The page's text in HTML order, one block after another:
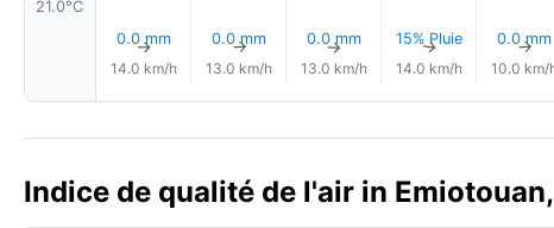
21.0°C
0.0 mm
↑
14.0 km/h
0.0 mm
↑
13.0 km/h
0.0 mm
↑
13.0 km/h
15% Pluie
↑
14.0 km/h
0.0 mm
↑
10.0 km/
Indice de qualité de l'air in